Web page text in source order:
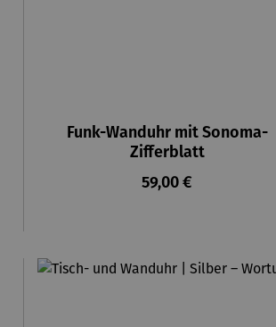
Funk-Wanduhr mit Sonoma-
Zifferblatt
Regulärer Preis:
59,00 €